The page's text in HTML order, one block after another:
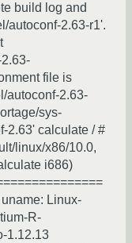
build log and
autoconf-2.63-r1'.
file is
autoconf-2.63-
sys-
2.63' calculate / #
linux/x86/10.0,
i686)
Linux-
R-
1.12.13